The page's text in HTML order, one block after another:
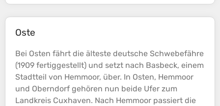
Oste
Bei Osten fährt die älteste deutsche Schwebefähre
(1909 fertiggestellt) und setzt nach Basbeck, einem
Stadtteil von Hemmoor, über. In Osten, Hemmoor
und Oberndorf gehören nun beide Ufer zum
Landkreis Cuxhaven. Nach Hemmoor passiert die